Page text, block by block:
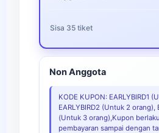
Sisa 35 tiket
Non Anggota
KODE KUPON: EARLYBIRD1
EARLYBIRD2 (Untuk 2 orang),
(Untuk 3 orang),Kupon
pembayaran sampai dengan